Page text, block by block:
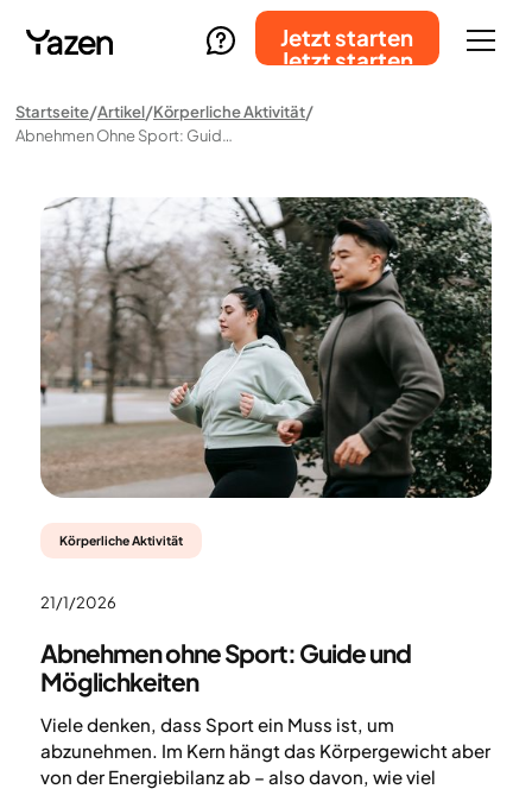
Jetzt starten
Jetzt starten
Startseite Artikel Körperliche Aktivität
Abnehmen Ohne Sport: Guide Und Möglichkeiten
Körperliche Aktivität
21/1/2026
Abnehmen ohne Sport: Guide und
Möglichkeiten
Viele denken, dass Sport ein Muss ist, um
abzunehmen. Im Kern hängt das Körpergewicht aber
von der Energiebilanz ab – also davon, wie viel